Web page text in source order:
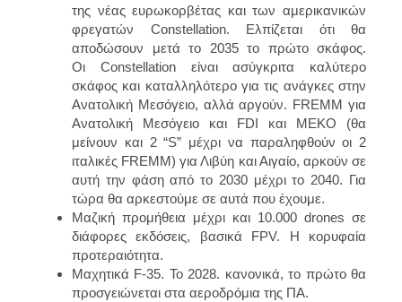
της νέας ευρωκορβέτας και των αμερικανικών
φρεγατών Constellation. Ελπίζεται ότι θα
αποδώσουν μετά το 2035 το πρώτο σκάφος.
Οι Constellationείναι ασύγκριτα καλύτερο
σκάφος και καταλληλότερο για τις ανάγκες στην
Ανατολική Μεσόγειο, αλλά αργούν. FREMM για
Ανατολική Μεσόγειο και FDI και MEKO (θα
μείνουν και 2 “S” μέχρι να παραληφθούν οι 2
ιταλικές FREMM) για Λιβύη και Αιγαίο, αρκούν σε
αυτή την φάση από το 2030 μέχρι το 2040. Για
τώρα θα αρκεστούμε σε αυτά που έχουμε.
Μαζική προμήθεια μέχρι και 10.000 drones σε
διάφορες εκδόσεις, βασικά FPV. Η κορυφαία
προτεραιότητα.
Μαχητικά F-35. Το 2028. κανονικά, το πρώτο θα
προσγειώνεται στα αεροδρόμια της ΠΑ.